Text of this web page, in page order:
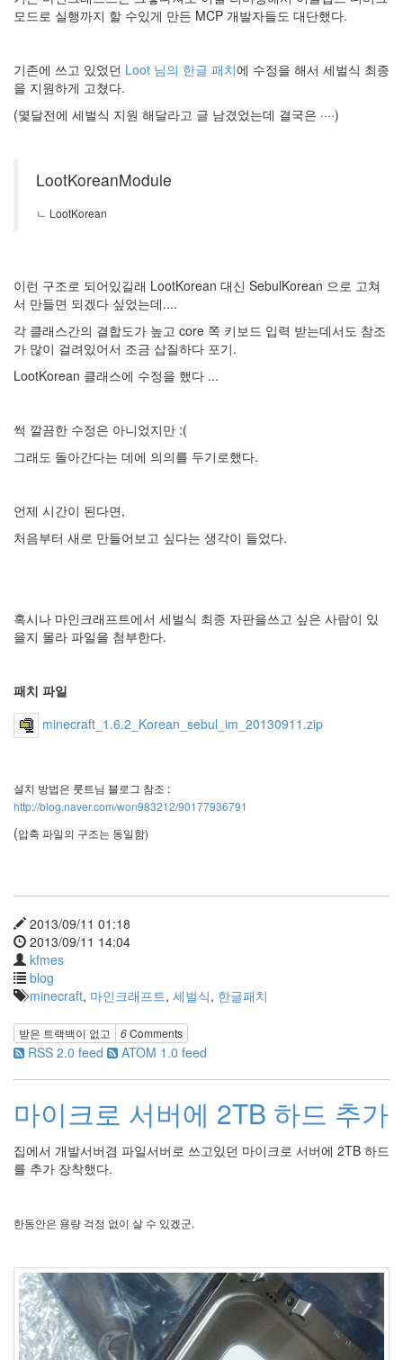
모드로 실행까지 할 수있게 만든 MCP 개발자들도 대단했다.
기존에 쓰고 있었던 Loot 님의 한글 패치에 수정을 해서 세벌식 최종
을 지원하게 고쳤다.
(몇달전에 세벌식 지원 해달라고 글 남겼었는데 결국은 ····)
LootKoreanModule
ㄴ LootKorean
이런 구조로 되어있길래 LootKorean 대신 SebulKorean 으로 고쳐
서 만들면 되겠다 싶었는데....
각 클래스간의 결합도가 높고 core 쪽 키보드 입력 받는데서도 참조
가 많이 걸려있어서 조금 삽질하다 포기.
LootKorean 클래스에 수정을 했다 ...
썩 깔끔한 수정은 아니었지만 :(
그래도 돌아간다는 데에 의의를 두기로했다.
언제 시간이 된다면,
처음부터 새로 만들어보고 싶다는 생각이 들었다.
혹시나 마인크래프트에서 세벌식 최종 자판을쓰고 싶은 사람이 있
을지 몰라 파일을 첨부한다.
패치 파일
minecraft_1.6.2_Korean_sebul_im_20130911.zip
설치 방법은 룻트님 블로그 참조 :
http://blog.naver.com/won983212/90177936791
(압축 파일의 구조는 동일함)
2013/09/11 01:18
2013/09/11 14:04
kfmes
blog
minecraft, 마인크래프트, 세벌식, 한글패치
받은 트랙백이 없고 6Comments
RSS 2.0 feed ATOM 1.0 feed
마이크로 서버에 2TB 하드 추가
집에서 개발서버겸 파일서버로 쓰고있던 마이크로 서버에 2TB 하드
를 추가 장착했다.
한동안은 용량 걱정 없이 살 수 있겠군.